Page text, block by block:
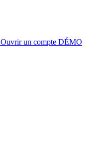
Ouvrir un compte DÉMO